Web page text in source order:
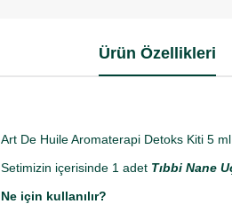
Ürün Özellikleri
Art De Huile Aromaterapi Detoks Kiti 5 ml
Setimizin içerisinde 1 adet Tıbbi Nane
Ne için kullanılır?